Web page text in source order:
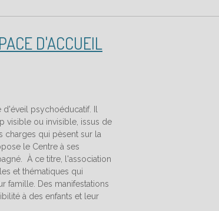
D'ACCUEIL
psychoéducatif. Il
visible ou invisible, issus de
charges qui pèsent sur la
le Centre à ses
À ce titre, l'association
et thématiques qui
famille. Des manifestations
à des enfants et leur